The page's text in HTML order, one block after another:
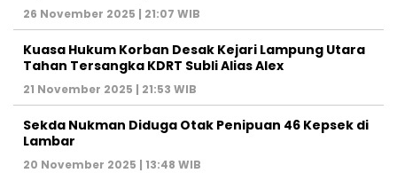
26 November 2025 | 21:07 WIB
Kuasa Hukum Korban Desak Kejari Lampung Utara
Tahan Tersangka KDRT Subli Alias Alex
21 November 2025 | 21:53 WIB
Sekda Nukman Diduga Otak Penipuan 46 Kepsek di
Lambar
20 November 2025 | 13:48 WIB